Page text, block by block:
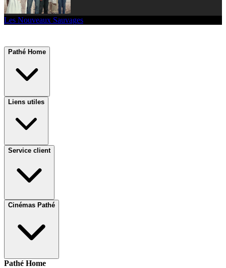
Les Nouveaux Sauvages
Pathé Home
Liens utiles
Service client
Cinémas Pathé
Pathé Home